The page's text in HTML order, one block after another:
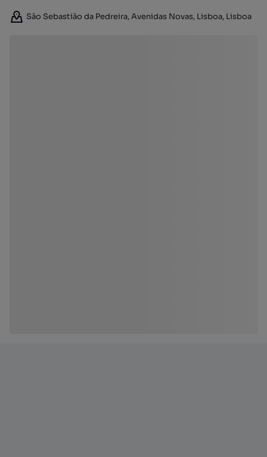
São Sebastião da Pedreira, Avenidas Novas, Lisboa, Lisboa